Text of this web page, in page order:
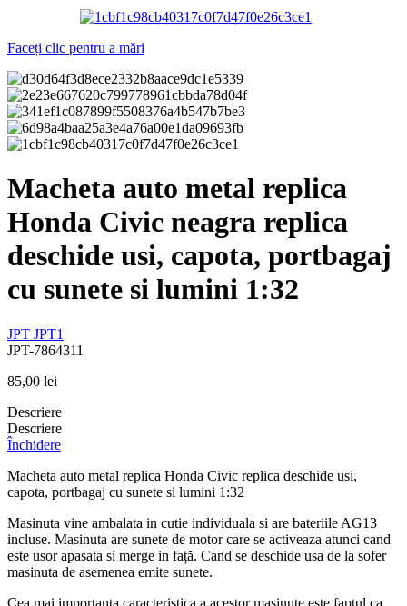
Faceți clic pentru a mări
Macheta auto metal replica
Honda Civic neagra replica
deschide usi, capota, portbagaj
cu sunete si lumini 1:32
JPT JPT1
JPT-7864311
85,00 lei
Descriere
Descriere
Închidere
Macheta auto metal replica Honda Civic replica deschide usi,
capota, portbagaj cu sunete si lumini 1:32
Masinuta vine ambalata in cutie individuala si are bateriile AG13
incluse. Masinuta are sunete de motor care se activeaza atunci cand
este usor apasata si merge in față. Cand se deschide usa de la sofer
masinuta de asemenea emite sunete.
Cea mai importanta caracteristica a acestor masinute este faptul ca